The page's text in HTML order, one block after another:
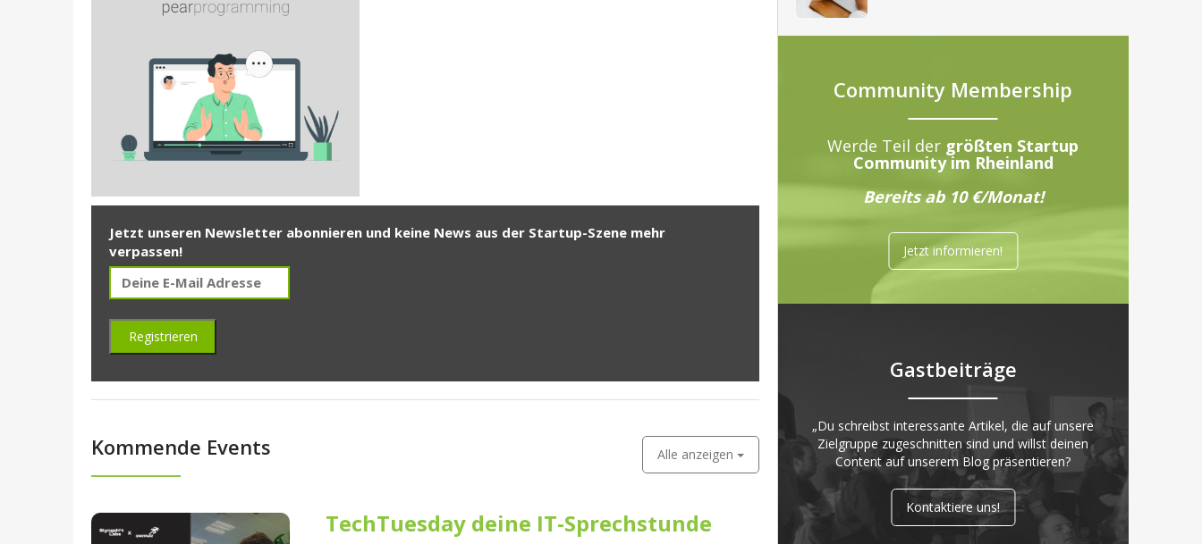
Jetzt unseren Newsletter abonnieren und keine News aus der Startup-Szene mehr
verpassen!
Kommende Events Alle anzeigen
TechTuesday deine IT-Sprechstunde
Community Membership
Werde Teil der größten Startup
Community im Rheinland
Bereits ab 10 €/Monat!
Jetzt informieren!
Gastbeiträge
„Du schreibst interessante Artikel, die auf unsere
Zielgruppe zugeschnitten sind und willst deinen
Content auf unserem Blog präsentieren?
Kontaktiere uns!